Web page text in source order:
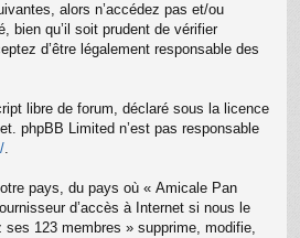
alors n’accédez pas et/ou
bien qu’il soit prudent de vérifier
d’être légalement responsable des
libre de forum, déclaré sous la licence
phpBB Limited n’est pas responsable
.
pays, du pays où « Amicale Pan
d’accès à Internet si nous le
123 membres » supprime, modifie,